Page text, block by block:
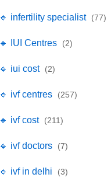
🔹 infertility specialist (77)
🔹 IUI Centres (2)
🔹 iui cost (2)
🔹 ivf centres (257)
🔹 ivf cost (211)
🔹 ivf doctors (7)
🔹 ivf in delhi (3)